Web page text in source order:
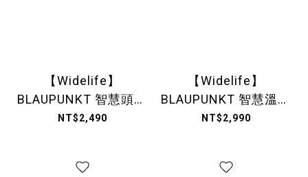
【Widelife】
BLAUPUNKT 智慧頭部
按摩器│BPB-M23TU
NT$2,490
【Widelife】
BLAUPUNKT 智慧溫感
無線肩頸按摩器│BPB-
NT$2,990